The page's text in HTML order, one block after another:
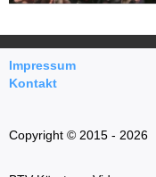
Impressum
Kontakt
Copyright © 2015 - 2026